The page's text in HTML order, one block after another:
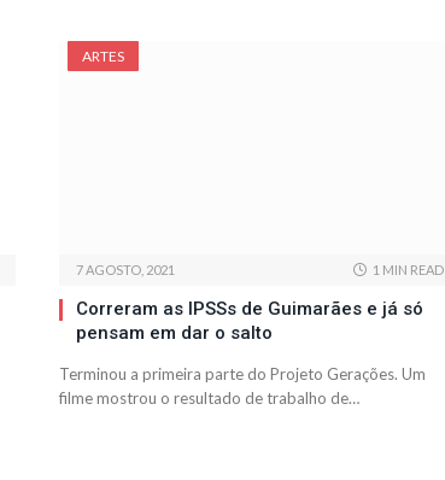
ARTES
7 AGOSTO, 2021 1 MIN READ
Correram as IPSSs de Guimarães e já só
pensam em dar o salto
Terminou a primeira parte do Projeto Gerações. Um
filme mostrou o resultado de trabalho de…